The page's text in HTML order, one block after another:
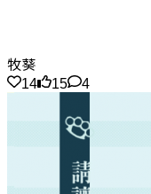
牧葵
14
15 4